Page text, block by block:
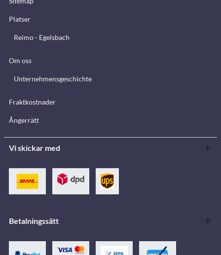
Platser
Reimo - Egelsbach
Om oss
Unternehmensgeschichte
Fraktkostnader
Ångerrätt
Vi skickar med
Betalningssätt